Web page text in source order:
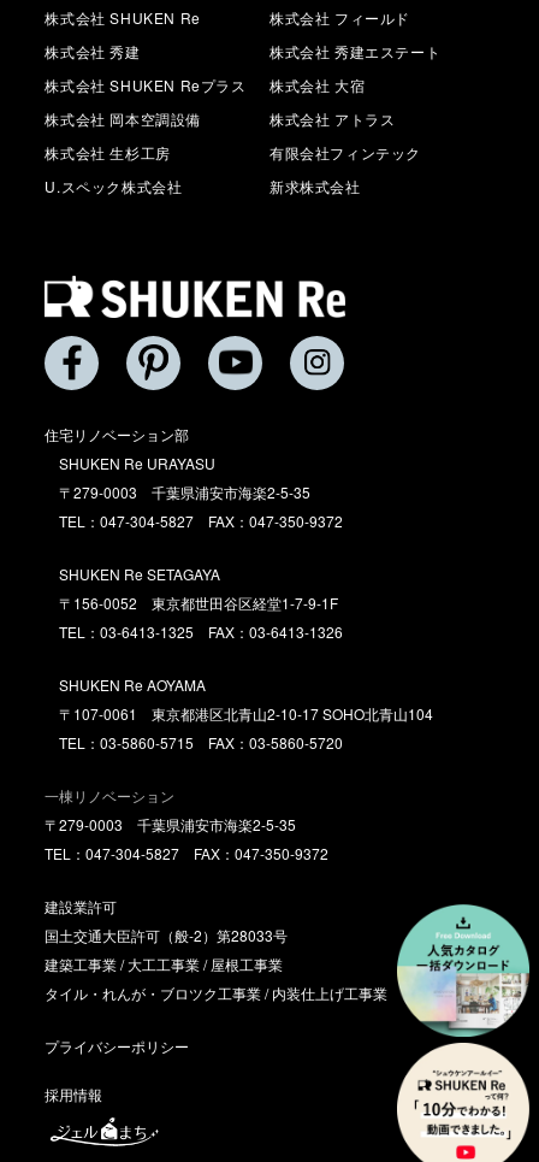
住宅リノベーション部
SHUKEN Re URAYASU
〒279-0003 千葉県浦安市海楽2-5-35
TEL：047-304-5827 FAX：047-350-9372
SHUKEN Re SETAGAYA
〒156-0052 東京都世田谷区経堂1-7-9-1F
TEL：03-6413-1325 FAX：03-6413-1326
SHUKEN Re AOYAMA
〒107-0061 東京都港区北青山2-10-17 SOHO北青山104
TEL：03-5860-5715 FAX：03-5860-5720
一棟リノベーション
〒279-0003 千葉県浦安市海楽2-5-35
TEL：047-304-5827 FAX：047-350-9372
建設業許可
国土交通大臣許可（般-2）第28033号
建築工事業 / 大工工事業 / 屋根工事業
タイル・れんが・ブロツク工事業 / 内装仕上げ工事業
プライバシーポリシー
株式会社 SHUKEN Re
株式会社 フィールド
株式会社 秀建
株式会社 秀建エステート
株式会社 SHUKEN Reプラス
株式会社 大宿
株式会社 岡本空調設備
株式会社 アトラス
株式会社 生杉工房
有限会社フィンテック
U.スペック株式会社
新求株式会社
採用情報